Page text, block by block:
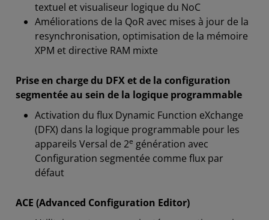
textuel et visualiseur logique du NoC
Améliorations de la QoR avec mises à jour de la
resynchronisation, optimisation de la mémoire
XPM et directive RAM mixte
Prise en charge du DFX et de la configuration
segmentée au sein de la logique programmable
Activation du flux Dynamic Function eXchange
(DFX) dans la logique programmable pour les
appareils Versal de 2e génération avec
Configuration segmentée comme flux par
défaut
ACE (Advanced Configuration Editor)